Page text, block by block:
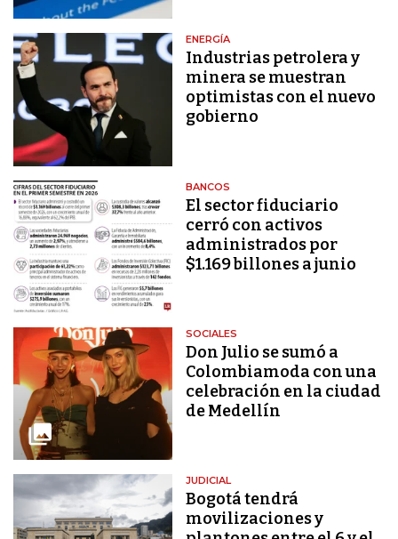
ENERGÍA
Industrias petrolera y
minera se muestran
optimistas con el nuevo
gobierno
BANCOS
El sector fiduciario
cerró con activos
administrados por
$1.169 billones a junio
SOCIALES
Don Julio se sumó a
Colombiamoda con una
celebración en la ciudad
de Medellín
JUDICIAL
Bogotá tendrá
movilizaciones y